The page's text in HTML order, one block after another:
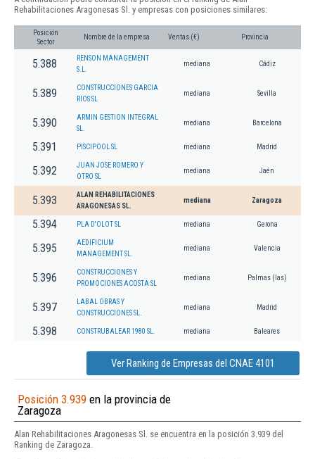
Rehabilitaciones Aragonesas Sl. y empresas con posiciones similares:
Posición
Sector
Nombre de la empresa Ventas (€) Provincia
5.388
RENSON MANAGEMENT
S.L.
mediana Cádiz
5.389
CONSTRUCCIONES GARCIA
RIOS SL
mediana Sevilla
5.390
ARMIN GESTION INTEGRAL
SL.
mediana Barcelona
5.391 PISCIPOOL SL mediana Madrid
5.392
JUAN JOSE ROMERO Y
OTRO SL
mediana Jaén
5.393
ALAN REHABILITACIONES
ARAGONESAS SL.
mediana Zaragoza
5.394 PLA D'OLOT SL mediana Gerona
5.395
AEDIFICIUM
MANAGEMENT SL.
mediana Valencia
5.396
CONSTRUCCIONES Y
PROMOCIONES ACOSTA SL
mediana Palmas (las)
5.397
LABAL OBRAS Y
CONSTRUCCIONES SL.
mediana Madrid
5.398 CONSTRUBALEAR 1980 SL. mediana Baleares
Ver Ranking de Empresas del CNAE 4101
Posición 3.939 en la provincia de
Zaragoza
Alan Rehabilitaciones Aragonesas Sl. se encuentra en la posición 3.939 del
Ranking de Zaragoza.